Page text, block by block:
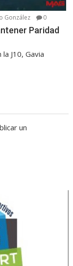
González 0
Paridad
J10, Gavia
un